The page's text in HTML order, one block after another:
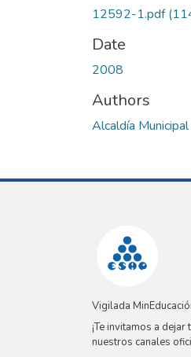
12592-1.pdf
Date
2008
Authors
Alcaldía
Vigilada
¡Te invitamos a
nuestros canales